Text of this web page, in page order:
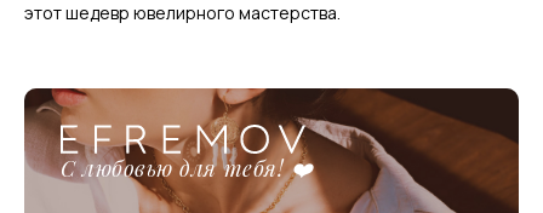
этот шедевр ювелирного мастерства.
С любовью для тебя! ❤️